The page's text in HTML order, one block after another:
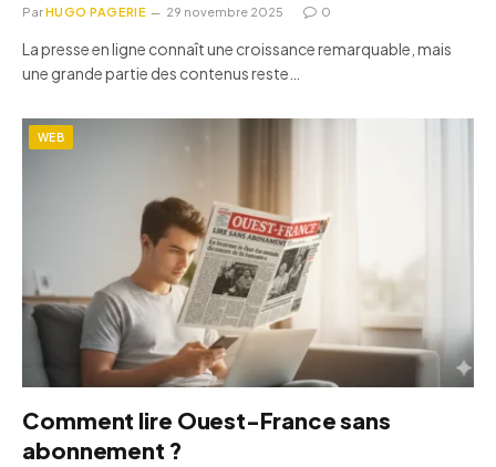
ParHUGO PAGERIE 29 novembre 2025 0
La presse en ligne connaît une croissance remarquable, mais
une grande partie des contenus reste…
WEB
Comment lire Ouest-France sans
abonnement ?